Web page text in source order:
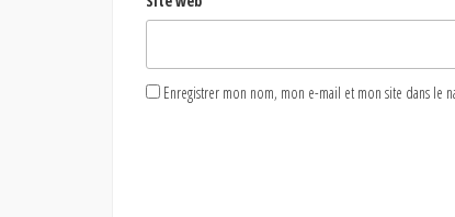
Enregistrer mon nom, mon e-mail et mon site dans le